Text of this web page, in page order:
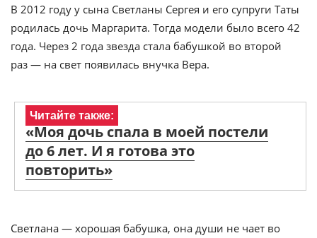
В 2012 году у сына Светланы Сергея и его супруги Таты
родилась дочь Маргарита. Тогда модели было всего 42
года. Через 2 года звезда стала бабушкой во второй
раз — на свет появилась внучка Вера.
Читайте также:
«Моя дочь спала в моей постели
до 6 лет. И я готова это
повторить»
Светлана — хорошая бабушка, она души не чает во